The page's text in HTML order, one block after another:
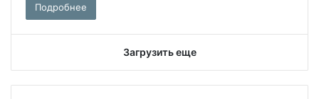
Подробнее
Загрузить еще